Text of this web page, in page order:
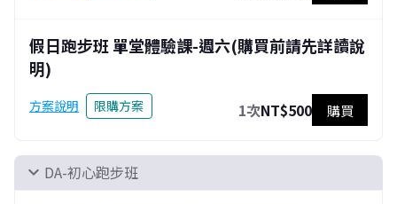
假日跑步班 單堂體驗課-週六(購買前請先詳讀說
明)
方案說明 限購方案 1次NT$500 購買
expand_more DA-初心跑步班